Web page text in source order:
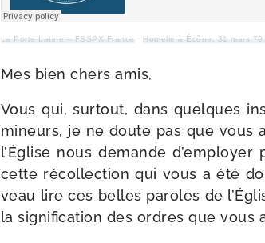
La Porte Latine – FSSPX France·Homélie à Écône, 31 mars
Mes bien chers amis,
Vous qui, sur­tout, dans quelques
mineurs, je ne doute pas que vous
l’Église nous demande
cette récol­lec­tion qui vous a été
veau lire ces belles paroles de
la signi­fi­ca­tion des ordres que vous